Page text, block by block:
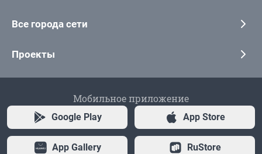
Все города сети
Проекты
Мобильное приложение
Google Play App Store
App Gallery RuStore